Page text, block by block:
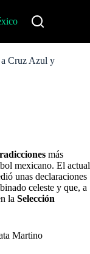
a Cruz Azul y
más
mexicano. El actual
unas declaraciones
celeste y que, a
la Selección
Martino